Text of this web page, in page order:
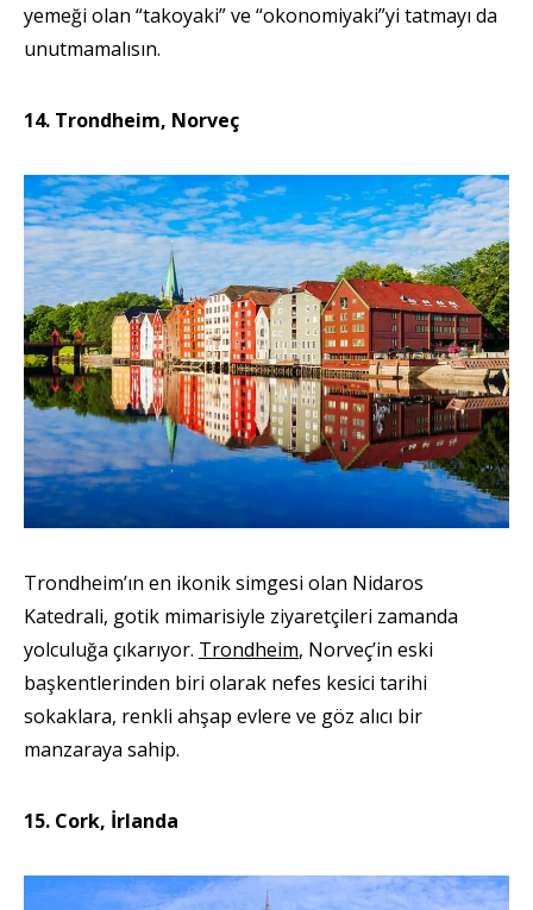
yemeği olan “takoyaki” ve “okonomiyaki”yi tatmayı da
unutmamalısın.
14. Trondheim, Norveç
Trondheim’ın en ikonik simgesi olan Nidaros
Katedrali, gotik mimarisiyle ziyaretçileri zamanda
yolculuğa çıkarıyor. Trondheim, Norveç’in eski
başkentlerinden biri olarak nefes kesici tarihi
sokaklara, renkli ahşap evlere ve göz alıcı bir
manzaraya sahip.
15. Cork, İrlanda